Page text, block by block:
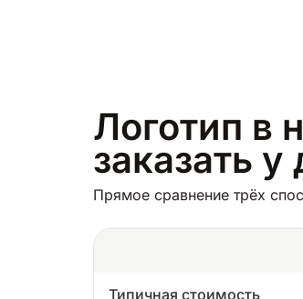
Логотип в
заказать
Прямое сравнение трёх
Типичная стоимость